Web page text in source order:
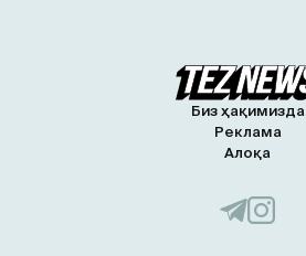
Биз ҳақимизда
Реклама
Алоқа